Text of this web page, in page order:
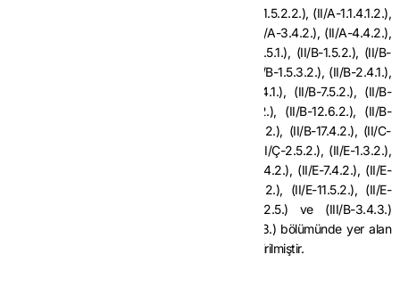
Aynı Tebliğin (I/C-2.1.5.2.1.), (I/C-2.1.5.2.2.), (II/A-1.1.4.1.2.),
(II/A-1.1.4.2.2.2.), (II/A-1.2.4.2.), (II/A-2.3.1.), (II/A-3.4.2.), (II/A-4.4.2.),
(II/A-5.11.2.), (II/A-8.13.2.), (II/A-9.8.2.), (II/B-1.5.1.), (II/B-1.5.2.), (II/B-
1.5.3.1.1.), (II/B-1.5.3.1.2.1.), (II/B-1.5.3.1.2.2.), (II/B-1.5.3.2.), (II/B-2.4.1.),
(II/B-3.4.2.), (II/B-4.4.1.), (II/B-5.7.2.), (II/B-6.4.1.), (II/B-7.5.2.), (II/B-
8.3.2.), (II/B-9.2.2.), (II/B-10.5.2.), (II/B-11.5.2.), (II/B-12.6.2.), (II/B-
13.4.2.), (II/B-14.5.2.), (II/B-15.4.4.), (II/B-16.4.2.), (II/B-17.4.2.), (II/C-
1.3.1.), (II/C-1.3.2.), (II/C-2.3.2.), (II/Ç-1.3.2.), (II/Ç-2.5.2.), (II/E-1.3.2.),
(II/E-2.4.1.2.), (II/E-3.4.2.), (II/E-4.4.2.), (II/E-5.4.2.), (II/E-7.4.2.), (II/E-
7/A.5.2.), (II/E-8.4.2.), (II/E-9.5.2.), (II/E-10.4.2.), (II/E-11.5.2.), (II/E-
12.4.2.), (III/B-3.2.1.), (III/B-3.2.4.), (III/B-3.2.5.) ve (III/B-3.4.3.)
bölümleri ile Örnek hariç olmak üzere (III/B-3.3.) bölümünde yer alan
“10.000 TL” ibareleri “50.000 TL” olarak değiştirilmiştir.